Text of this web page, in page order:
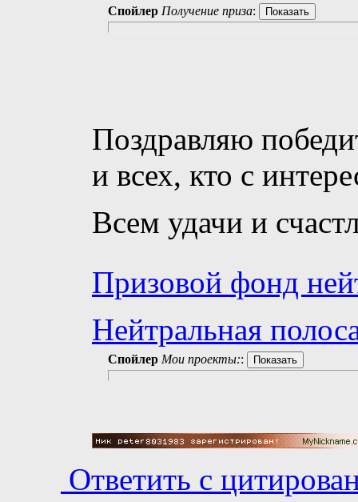
Спойлер Получение приза:
Поздравляю
и всех, кто с
Всем удачи и
Призовой фонд
Нейтральная
Спойлер Мои проекты::
Ответить с